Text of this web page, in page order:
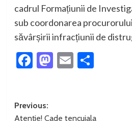
cadrul Formațiunii de
sub coordonarea
săvârșirii infracțiunii de
Facebook
Mastodon
Email
Post
Previous:
Atenție! Cade tencuiala